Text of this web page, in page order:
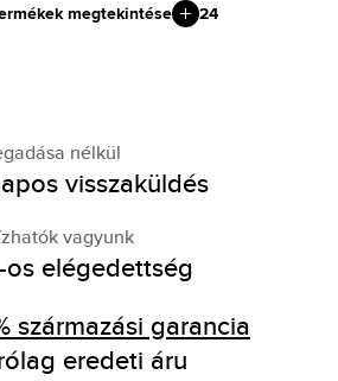
megtekintése 24
nélkül
visszaküldés
vagyunk
os elégedettség
származási garancia
eredeti áru